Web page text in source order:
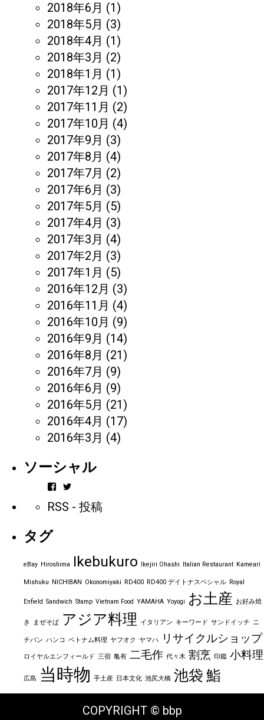
2018年6月 (1)
2018年5月 (3)
2018年4月 (1)
2018年3月 (2)
2018年1月 (1)
2017年12月 (1)
2017年11月 (2)
2017年10月 (4)
2017年9月 (3)
2017年8月 (4)
2017年7月 (2)
2017年6月 (3)
2017年5月 (5)
2017年4月 (3)
2017年3月 (4)
2017年2月 (3)
2017年1月 (5)
2016年12月 (3)
2016年11月 (4)
2016年10月 (9)
2016年9月 (14)
2016年8月 (21)
2016年7月 (9)
2016年6月 (9)
2016年5月 (21)
2016年4月 (17)
2016年3月 (4)
ソーシャル
vintageorder
ん
ー
を
で
示
ん
の
ー
を
で
示
RSS - 投稿
タグ
eBay Hiroshima Ikebukuro Ikejiri Ohashi Italian Restaurant Kameari
Mishuku NICHIBAN Okonomiyaki RD400 RD400 デイトナスペシャル Royal
Enfield Sandwich Stamp Vietnam Food YAMAHA Yoyogi お土産 お好み焼
き まぜそば アジア料理 イタリアン キーワード サンドイッチ ニ
チバン ハンコ ベトナム料理 ヤフオク ヤマハ リサイクルショップ
ロイヤルエンフィールド 三宿 亀有 二毛作 代々木 割烹 印鑑 小料理
広島 当時物 手土産 日本文化 池尻大橋 池袋 鮨
COPYRIGHT © bbp